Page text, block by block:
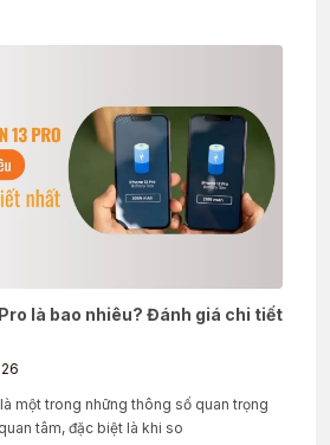
là bao nhiêu? Đánh giá chi tiết
một trong những thông số quan trọng
tâm, đặc biệt là khi so